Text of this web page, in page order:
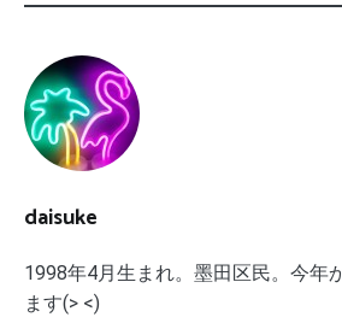
daisuke
1998年4月生まれ。墨田区民。今年
ます(> <)